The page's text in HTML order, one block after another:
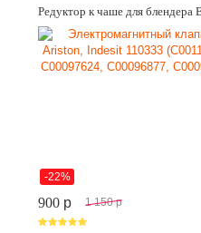
Редуктор к чаше для
-22%
900 p 1 150 p